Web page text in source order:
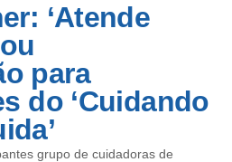
‘Atende
para
do ‘Cuidando
grupo de cuidadoras de